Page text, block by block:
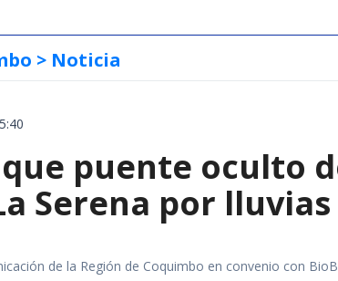
> Noticia
puente oculto
Serena por
de la Región de Coquimbo en convenio con